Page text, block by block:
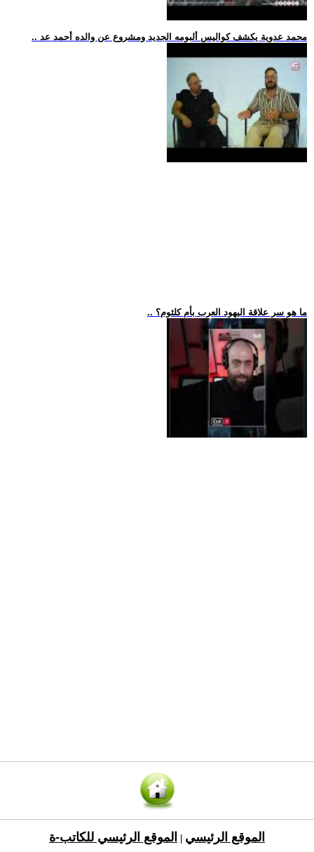
.. محمد عدوية يكشف كواليس ألبومه الجديد ومشروع عن والده أحمد عد
.. ما هو سر علاقة اليهود العرب بأم كلثوم؟
الموقع الرئيسي الموقع الرئيسي للكاتب-ة